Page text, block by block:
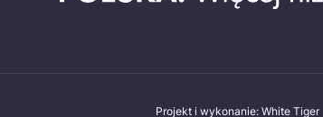
Projekt i wykonanie: White Tiger